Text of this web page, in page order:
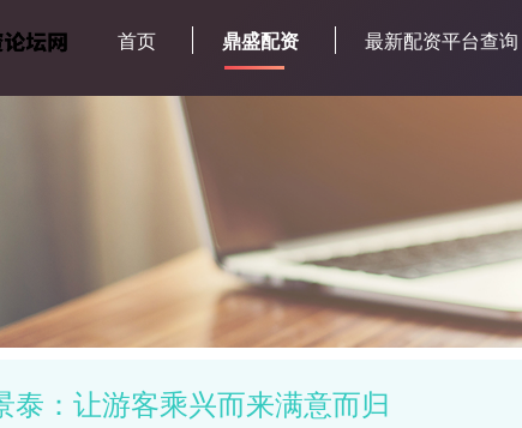
首页 鼎盛配资 最新配资平台查询
泰：让游客乘兴而来满意而归